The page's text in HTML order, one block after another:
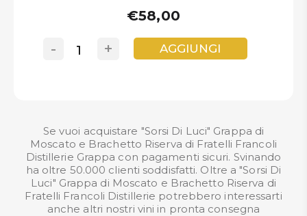
€58,00
+
- AGGIUNGI
Se vuoi acquistare "Sorsi Di Luci" Grappa di
Moscato e Brachetto Riserva di Fratelli Francoli
Distillerie Grappa con pagamenti sicuri. Svinando
ha oltre 50.000 clienti soddisfatti. Oltre a "Sorsi Di
Luci" Grappa di Moscato e Brachetto Riserva di
Fratelli Francoli Distillerie potrebbero interessarti
anche altri nostri vini in pronta consegna